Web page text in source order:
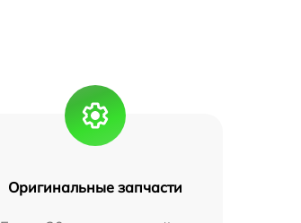
Оригинальные запчасти